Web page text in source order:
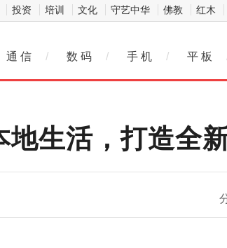
投资 培训 文化 守艺中华 佛教 红木
通 信 / 数 码 / 手 机 / 平 板
生活，打造全